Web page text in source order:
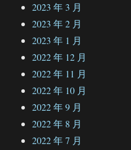
2023 年 3 月
2023 年 2 月
2023 年 1 月
2022 年 12 月
2022 年 11 月
2022 年 10 月
2022 年 9 月
2022 年 8 月
2022 年 7 月